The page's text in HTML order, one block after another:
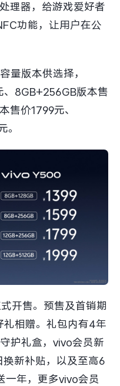
理器，给游戏爱好者
功能，让用户在公
量版本供选择，
、8GB+256GB版本售
售价1799元、
。
开售。预售及首销期
相赠。礼包内有4年
护礼盒，vivo会员新
新补贴，以及至高6
一年，更多vivo会员